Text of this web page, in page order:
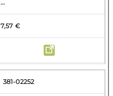
...
7,57 €
381-02252